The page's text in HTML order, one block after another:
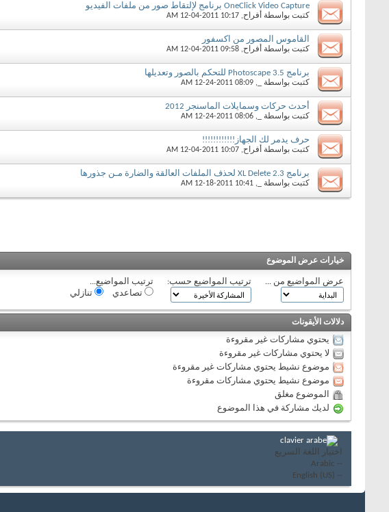
OneClick Video Capture برنامج لإلتقاط صور من ملفات الفيديو
كتبت بواسطة أفراح‏, 12-04-2011 10:17 AM
القاموس المصور من اكسفور
كتبت بواسطة أفراح‏, 12-04-2011 09:58 AM
برنامج Photoscape 3.5 للتحكم بالصور وتعديلها
كتبت بواسطة ‏, 12-24-2011 08:09 AM
أحدث حركات وسمايلات الماسنجر 2012
كتبت بواسطة ‏, 12-24-2011 08:06 AM
حرف يدمر لك الجهاز!!!!!!!!!!!!
كتبت بواسطة أفراح‏, 12-04-2011 10:07 AM
برنامج XL Delete 2.3 لحذف الملفات العالقة والضارة مـن جذورها
كتبت بواسطة ‏, 12-18-2011 10:41 AM
خيارات عرض الموضوع
عرض المواضيع من ... ترتيب المواضيع حسب:
ترتيب المواضيع...
تصاعدي
تنازلي
دلالات الأيقونات
يحتوي مشاركات غير مقروءة
لا يحتوي مشاركات غير مقروءة
موضوع نشيط يحتوي مشاركات غير مقروءة
موضوع نشيط يحتوي مشاركات مقروءة
الموضوع مغلق
لديك مشاركة في هذا الموضوع